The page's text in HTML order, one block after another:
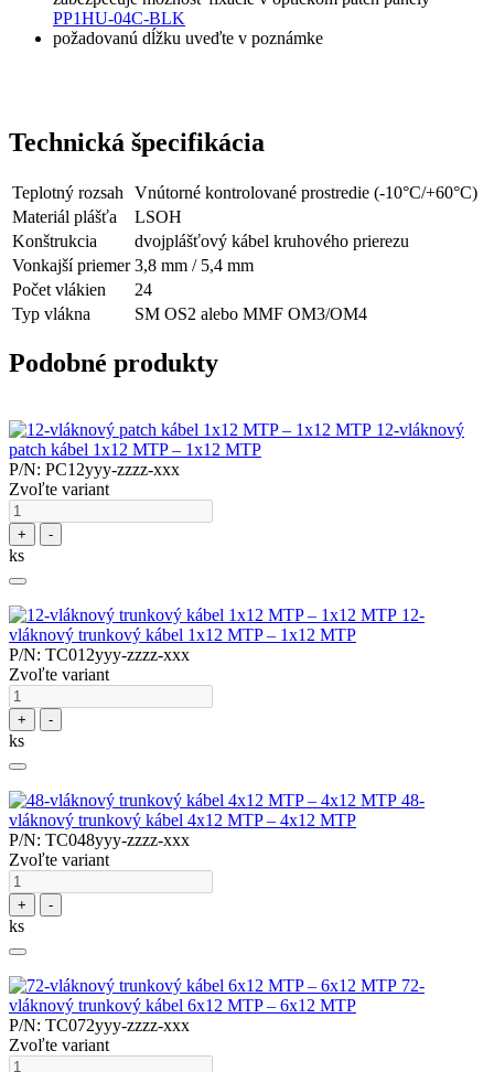
PP1HU-04C-BLK
požadovanú dĺžku uveďte v poznámke
Technická špecifikácia
Teplotný rozsah
Vnútorné kontrolované prostredie (-10°C/+60°C)
Materiál plášťa
LSOH
Konštrukcia
dvojplášťový kábel kruhového prierezu
Vonkajší priemer 3,8 mm / 5,4 mm
Počet vlákien
24
Typ vlákna
SM OS2 alebo MMF OM3/OM4
Podobné produkty
12-vláknový
patch kábel 1x12 MTP – 1x12 MTP
P/N: PC12yyy-zzzz-xxx
Zvoľte variant
+ -
ks
12-
vláknový trunkový kábel 1x12 MTP – 1x12 MTP
P/N: TC012yyy-zzzz-xxx
Zvoľte variant
+ -
ks
48-
vláknový trunkový kábel 4x12 MTP – 4x12 MTP
P/N: TC048yyy-zzzz-xxx
Zvoľte variant
+ -
ks
72-
vláknový trunkový kábel 6x12 MTP – 6x12 MTP
P/N: TC072yyy-zzzz-xxx
Zvoľte variant